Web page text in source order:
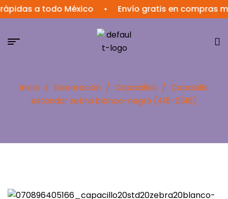
a todo México • Envío gratis en compras
Inicio / Decoración / Capacillos / Capacillo
estandar zebra blanco-negro (415-0516)